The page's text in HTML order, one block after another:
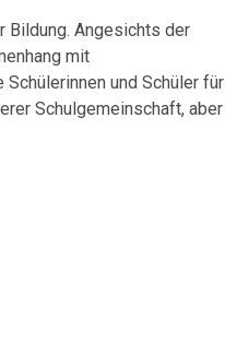
Bildung. Angesichts der
mit
und Schüler für
Schulgemeinschaft, aber